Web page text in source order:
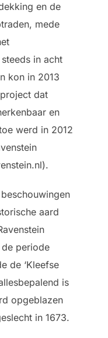
en de
mede
in acht
kon in 2013
dat
en
werd in 2012
aard
periode
de ‘Kleefse
is
opgeblazen
in 1673.